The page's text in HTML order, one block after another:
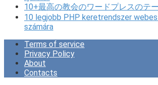
10+最高の教会のワードプレスのテ
10 legjobb PHP keretrendszer
számára
Terms of service
Privacy Policy
About
Contacts